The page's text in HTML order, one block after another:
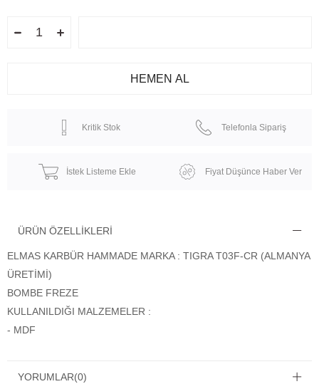
Kritik Stok Telefonla Sipariş
İstek Listeme Ekle Fiyat Düşünce Haber Ver
ÜRÜN ÖZELLIKLERI
ELMAS KARBÜR HAMMADE MARKA : TIGRA T03F-CR (ALMANYA
ÜRETİMİ)
BOMBE FREZE
KULLANILDIĞI MALZEMELER :
- MDF
YORUMLAR(0)